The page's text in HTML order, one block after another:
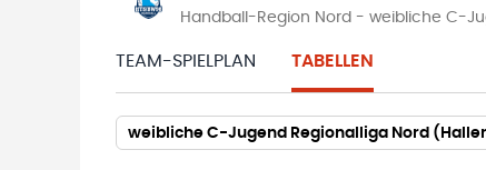
Handball-Region Nord - weibliche C-
TEAM-SPIELPLAN TABELLEN
weibliche C-Jugend Regionalliga Nord